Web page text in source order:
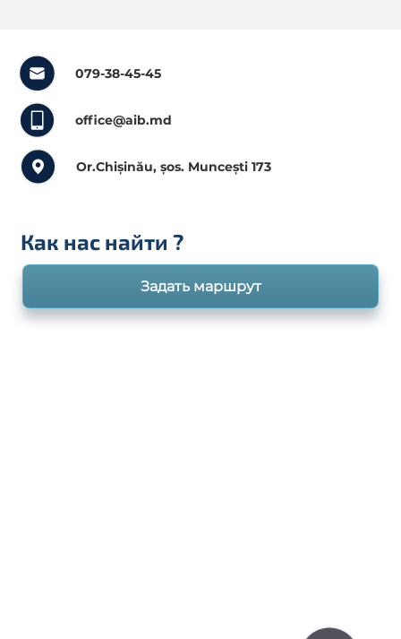
079-38-45-45
office@aib.md
Or.Chișinău, șos. Muncești 173
Как нас найти ?
Задать маршрут